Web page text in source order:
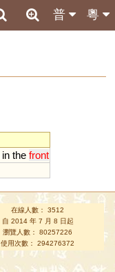
粵
普
in the front
在線人數： 3512
自 2014 年 7 月 8 日起
瀏覽人數： 80257226
使用次數： 294276372